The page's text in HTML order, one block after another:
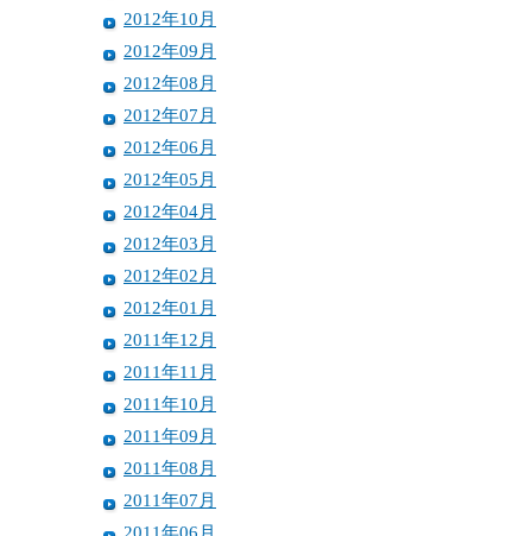
2012年10月
2012年09月
2012年08月
2012年07月
2012年06月
2012年05月
2012年04月
2012年03月
2012年02月
2012年01月
2011年12月
2011年11月
2011年10月
2011年09月
2011年08月
2011年07月
2011年06月